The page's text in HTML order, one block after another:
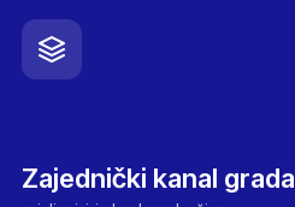
Zajednički kanal grada